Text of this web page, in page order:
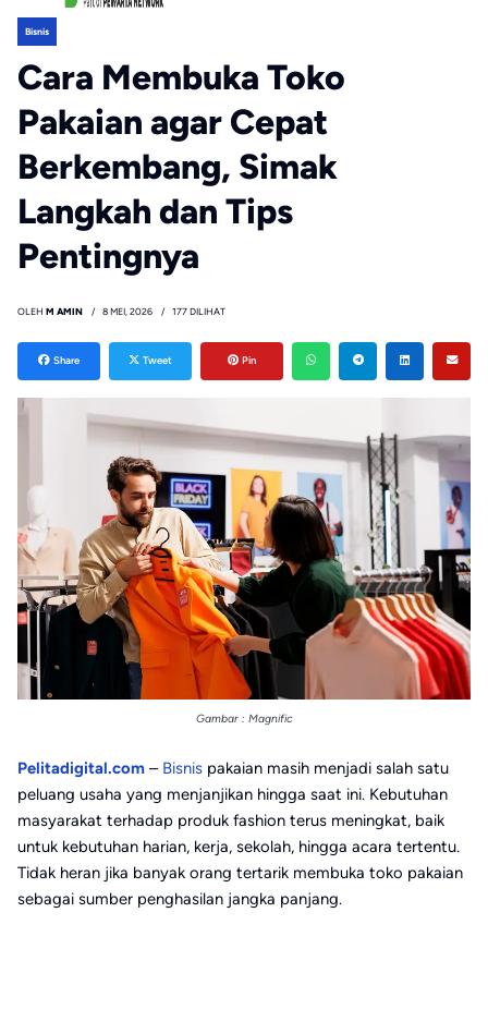
Bisnis
Cara Membuka Toko
Pakaian agar Cepat
Berkembang, Simak
Langkah dan Tips
Pentingnya
OLEH M AMIN 8 MEI, 2026 177 DILIHAT
Share Tweet Pin
Gambar : Magnific
Pelitadigital.com – Bisnis pakaian masih menjadi salah satu
peluang usaha yang menjanjikan hingga saat ini. Kebutuhan
masyarakat terhadap produk fashion terus meningkat, baik
untuk kebutuhan harian, kerja, sekolah, hingga acara tertentu.
Tidak heran jika banyak orang tertarik membuka toko pakaian
sebagai sumber penghasilan jangka panjang.